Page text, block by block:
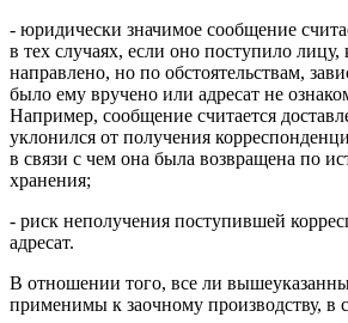
- юридически значимое сообщение
в тех случаях, если оно поступило лицу,
направлено, но по обстоятельствам,
было ему вручено или адресат не
Например, сообщение считается
уклонился от получения
в связи с чем она была возвращена по
хранения;
- риск неполучения поступившей
адресат.
В отношении того, все ли
применимы к заочному производству, в